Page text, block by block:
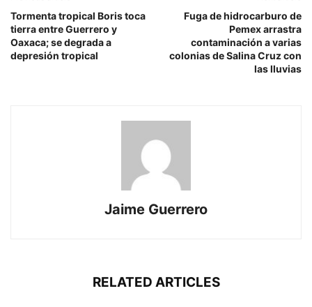
Tormenta tropical Boris toca
tierra entre Guerrero y
Oaxaca; se degrada a
depresión tropical
Fuga de hidrocarburo de
Pemex arrastra
contaminación a varias
colonias de Salina Cruz con
las lluvias
Jaime Guerrero
RELATED ARTICLES